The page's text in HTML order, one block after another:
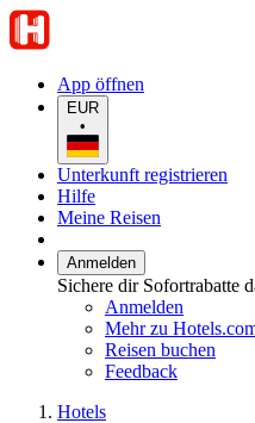
App öffnen
EUR
•
Unterkunft registrieren
Hilfe
Meine Reisen
Anmelden
Sichere dir Sofortrabatte
Anmelden
Mehr zu
Reisen buchen
Feedback
Hotels